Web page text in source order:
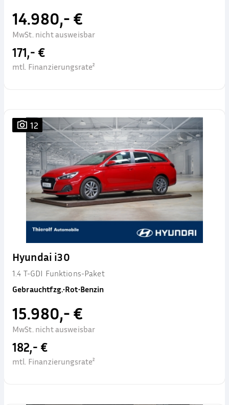
14.980,- €
MwSt. nicht ausweisbar
171,- €
mtl. Finanzierungsrate²
12
Hyundai i30
1.4 T-GDI Funktions-Paket
Gebrauchtfzg.•Rot•Benzin
15.980,- €
MwSt. nicht ausweisbar
182,- €
mtl. Finanzierungsrate²